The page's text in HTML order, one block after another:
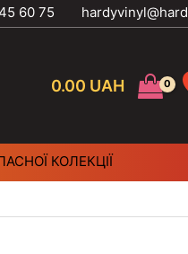
60 75
0.00 UAH
КОЛЕКЦІЇ